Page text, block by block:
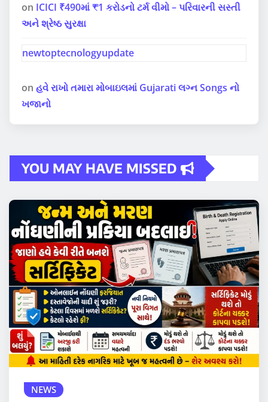
on ICICI ₹490માં ₹1 કરોડનો ટર્મ વીમો – પરિવારની સસ્તી
અને શ્રેષ્ઠ સુરક્ષા
newtoptecnologyupdate
on હવે રાખો તમારા મોબાઇલમાં Gujarati લગ્ન Songs નો
ખજાનો
YOU MAY HAVE MISSED
NEWS